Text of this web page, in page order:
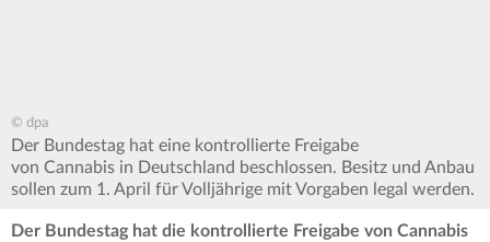
© dpa
Der Bundestag hat eine kontrollierte Freigabe
von Cannabis in Deutschland beschlossen. Besitz und Anbau
sollen zum 1. April für Volljährige mit Vorgaben legal werden.
Der Bundestag hat die kontrollierte Freigabe von Cannabis